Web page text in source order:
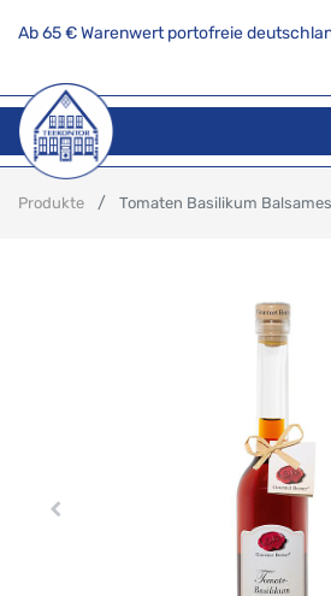
Ab 65 € Warenwert portofreie
Produkte Tomaten Basilikum